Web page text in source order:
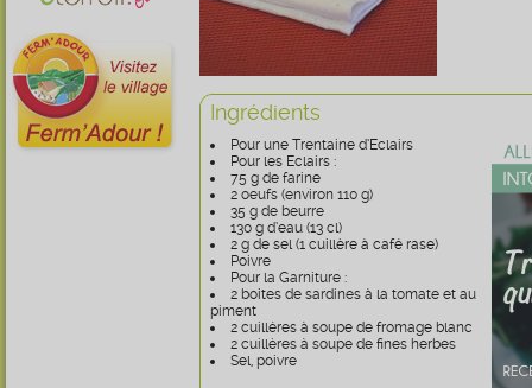
Ingrédients
Pour une Trentaine d’Eclairs
Pour les Eclairs :
75 g de farine
2 oeufs (environ 110 g)
35 g de beurre
130 g d’eau (13 cl)
2 g de sel (1 cuillère à café rase)
Poivre
Pour la Garniture :
2 boites de sardines à la tomate et au
piment
2 cuilléres à soupe de fromage blanc
2 cuillères à soupe de fines herbes
Sel, poivre